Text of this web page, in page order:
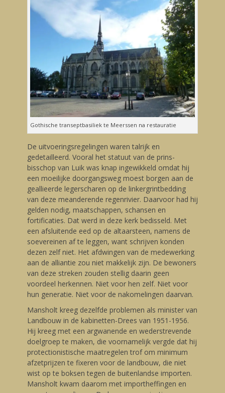
Gothische transeptbasiliek te Meerssen na restauratie
De uitvoeringsregelingen waren talrijk en
gedetailleerd. Vooral het statuut van de prins-
bisschop van Luik was knap ingewikkeld omdat hij
een moeilijke doorgangsweg moest borgen aan de
geallieerde legerscharen op de linkergrintbedding
van deze meanderende regenrivier. Daarvoor had hij
gelden nodig, maatschappen, schansen en
fortificaties. Dat werd in deze kerk bedisseld. Met
een afsluitende eed op de altaarsteen, namens de
soevereinen af te leggen, want schrijven konden
dezen zelf niet. Het afdwingen van de medewerking
aan de alliantie zou niet makkelijk zijn. De bewoners
van deze streken zouden stellig daarin geen
voordeel herkennen. Niet voor hen zelf. Niet voor
hun generatie. Niet voor de nakomelingen daarvan.
Mansholt kreeg dezelfde problemen als minister van
Landbouw in de kabinetten-Drees van 1951-1956.
Hij kreeg met een argwanende en wederstrevende
doelgroep te maken, die voornamelijk vergde dat hij
protectionistische maatregelen trof om minimum
afzetprijzen te fixeren voor de landbouw, die niet
wist op te boksen tegen de buitenlandse importen.
Mansholt kwam daarom met importheffingen en